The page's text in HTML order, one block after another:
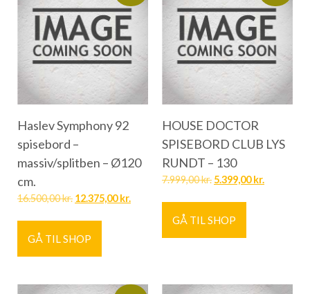
Haslev Symphony 92
spisebord –
massiv/splitben – Ø120
cm.
16.500,00kr. 12.375,00kr.
GÅ TIL SHOP
HOUSE DOCTOR
SPISEBORD CLUB LYS
RUNDT – 130
7.999,00kr. 5.399,00kr.
GÅ TIL SHOP